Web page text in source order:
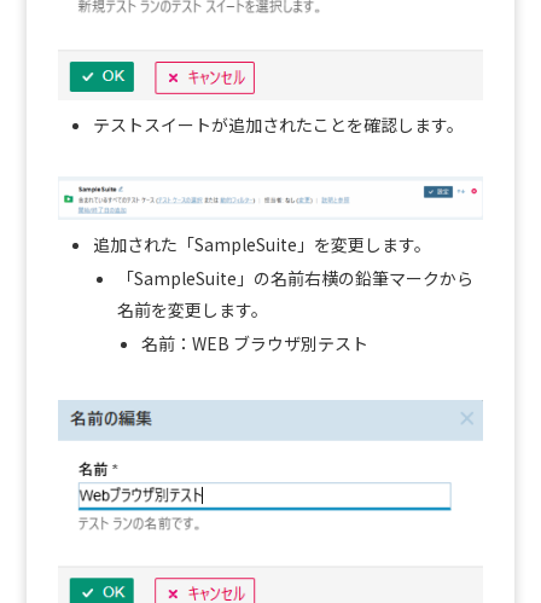
テストスイートが追加されたことを確認します。
追加された「SampleSuite」を変更します。
「SampleSuite」の名前右横の鉛筆マークから
名前を変更します。
名前：WEB ブラウザ別テスト